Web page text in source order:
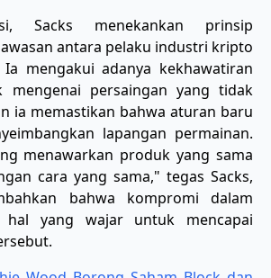
Sacks menekankan prinsip
antara pelaku industri kripto
mengakui adanya kekhawatiran
mengenai persaingan yang tidak
ia memastikan bahwa aturan baru
lapangan permainan.
menawarkan produk yang sama
cara yang sama," tegas Sacks,
bahwa kompromi dalam
hal yang wajar untuk mencapai